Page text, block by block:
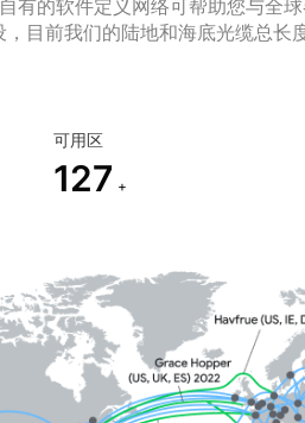
的软件定义网络可帮助您与全
目前我们的陆地和海底光缆总长
可用区
127 +